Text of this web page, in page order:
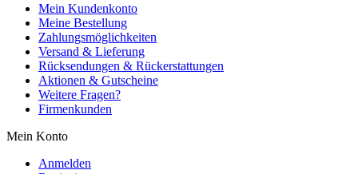
Mein Kundenkonto
Meine Bestellung
Zahlungsmöglichkeiten
Versand & Lieferung
Rücksendungen & Rückerstattungen
Aktionen & Gutscheine
Weitere Fragen?
Firmenkunden
Mein Konto
Anmelden